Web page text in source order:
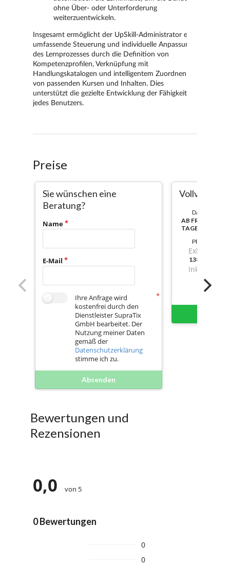
Preise
Sie wünschen eine
Beratung?
Name
E-Mail
Ihre Anfrage wird
kostenfrei durch den
Dienstleister SupraTix
GmbH bearbeitet. Der
Nutzung meiner Daten
gemäß der
Datenschutzerklärung
stimme ich zu.
Absenden
Vollversion
DAUER:
AB
TAGE NUTZBAR
PREIS
Exkl. Mwst.
Inkl. Mwst.
Bewertungen und
Rezensionen
0,0 von 5
0 Bewertungen
0
0